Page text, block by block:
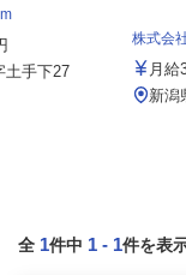
土手下27
株式会
月給
新潟
全 1件中 1 - 1件を表